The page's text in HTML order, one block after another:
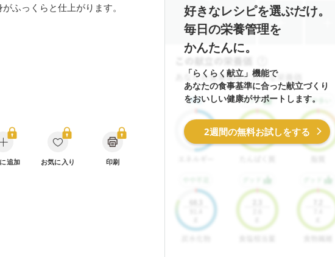
ふっくらと仕上がります。
追加 お気に入り 印刷
好きなレシピを選ぶだけ。
毎日の栄養管理を
かんたんに。
「らくらく献立」機能で
あなたの食事基準に合った献立づくり
をおいしい健康がサポートします。
2週間の無料お試しをする